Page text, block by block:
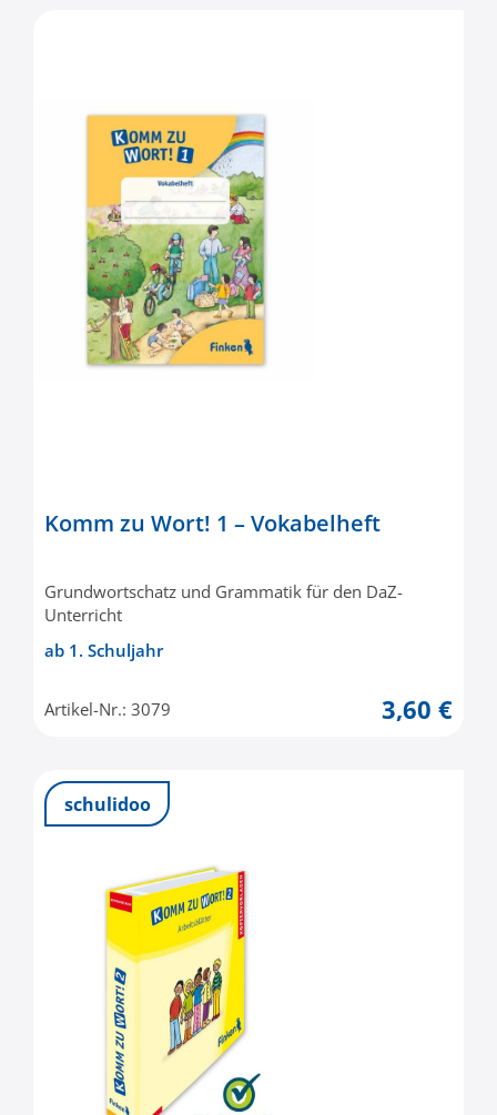
Komm zu Wort! 1 – Vokabelheft
Grundwortschatz und Grammatik für den DaZ-
Unterricht
ab 1. Schuljahr
Artikel-Nr.: 3079 3,60 €
schulidoo